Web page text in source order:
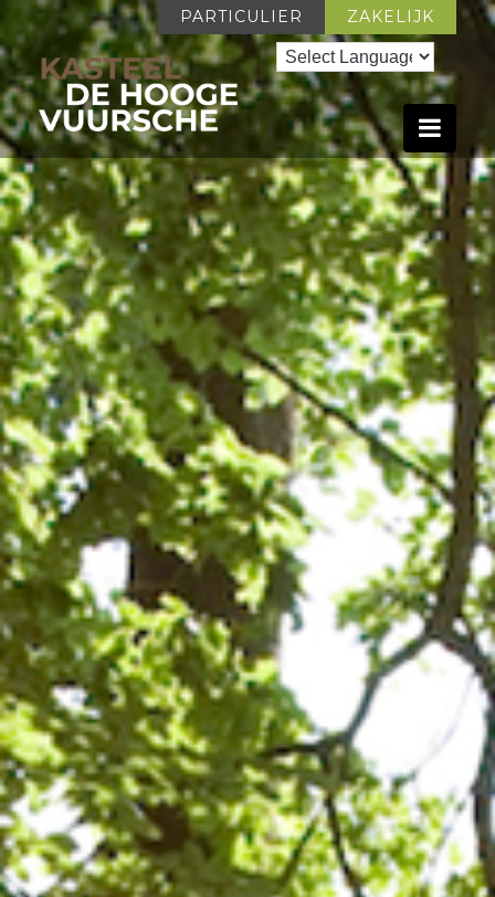
PARTICULIER ZAKELIJK